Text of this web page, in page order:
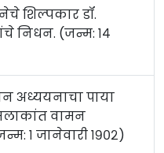
शिल्पकार डॉ.
निधन. (जन्म: १४
अध्ययनाचा पाया
वामन
१ जानेवारी १९०२)